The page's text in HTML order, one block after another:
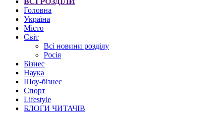
Головна
Україна
Місто
Світ
Всі новини розділу
Росія
Бізнес
Наука
Шоу-бізнес
Спорт
Lifestyle
БЛОГИ ЧИТАЧІВ